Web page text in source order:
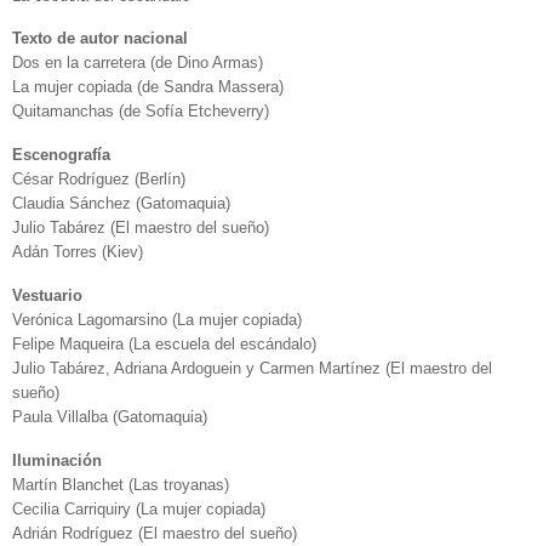
Texto de autor nacional
Dos en la carretera (de Dino Armas)
La mujer copiada (de Sandra Massera)
Quitamanchas (de Sofía Etcheverry)
Escenografía
César Rodríguez (Berlín)
Claudia Sánchez (Gatomaquia)
Julio Tabárez (El maestro del sueño)
Adán Torres (Kiev)
Vestuario
Verónica Lagomarsino (La mujer copiada)
Felipe Maqueira (La escuela del escándalo)
Julio Tabárez, Adriana Ardoguein y Carmen Martínez (El maestro del
sueño)
Paula Villalba (Gatomaquia)
Iluminación
Martín Blanchet (Las troyanas)
Cecilia Carriquiry (La mujer copiada)
Adrián Rodríguez (El maestro del sueño)